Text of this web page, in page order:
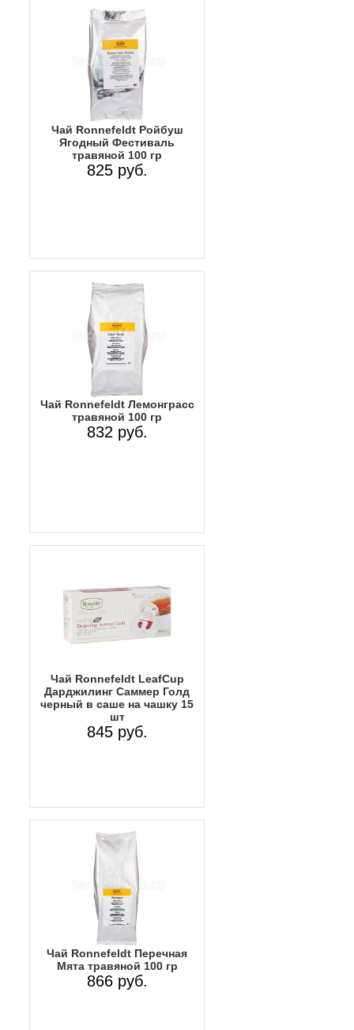
Чай Ronnefeldt Ройбуш
Ягодный Фестиваль
травяной 100 гр
825 руб.
Чай Ronnefeldt Лемонграсс
травяной 100 гр
832 руб.
Чай Ronnefeldt LeafCup
Дарджилинг Саммер Голд
черный в саше на чашку 15
шт
845 руб.
Чай Ronnefeldt Перечная
Мята травяной 100 гр
866 руб.